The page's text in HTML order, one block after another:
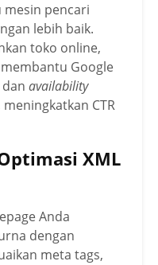
pencari
lebih baik.
toko online,
Google
availability
CTR
XML
Anda
dengan
meta tags,